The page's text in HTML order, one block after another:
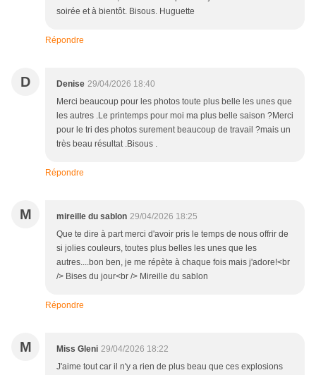
soirée et à bientôt. Bisous. Huguette
Répondre
D Denise 29/04/2026 18:40
Merci beaucoup pour les photos toute plus belle les unes que
les autres .Le printemps pour moi ma plus belle saison ?Merci
pour le tri des photos surement beaucoup de travail ?mais un
très beau résultat .Bisous .
Répondre
M mireille du sablon 29/04/2026 18:25
Que te dire à part merci d'avoir pris le temps de nous offrir de
si jolies couleurs, toutes plus belles les unes que les
autres....bon ben, je me répète à chaque fois mais j'adore!<br
/> Bises du jour<br /> Mireille du sablon
Répondre
M Miss Gleni 29/04/2026 18:22
J'aime tout car il n'y a rien de plus beau que ces explosions